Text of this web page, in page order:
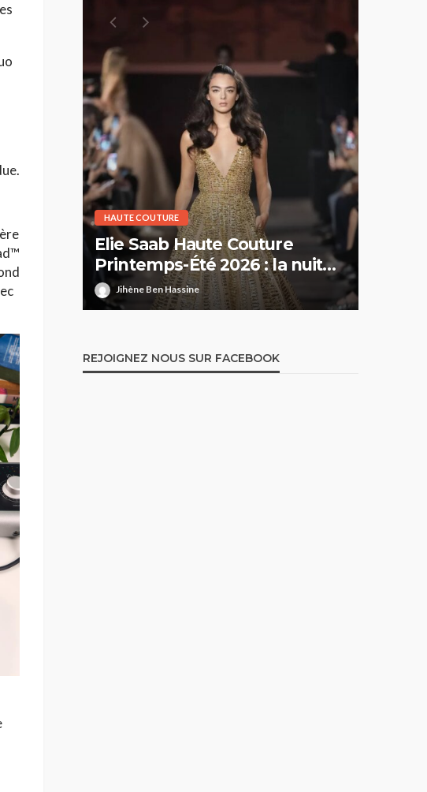
:
HAUTE COUTURE
Elie Saab Haute Couture
Printemps-Été 2026 : la nuit
comme territoire de liberté
Jihène Ben Hassine
REJOIGNEZ NOUS SUR FACEBOOK